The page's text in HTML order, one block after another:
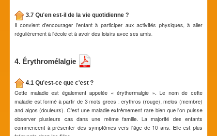
3.7 Qu'en est-il de la vie quotidienne ?
Il convient d'encourager l'enfant à participer aux activités physiques, à aller
régulièrement à l'école et à avoir des loisirs avec ses amis.
4. Érythromélalgie
4.1 Qu'est-ce que c'est ?
Cette maladie est également appelée « érythermalgie ». Le nom de cette
maladie est formé à partir de 3 mots grecs : erythros (rouge), melos (membre)
and algos (douleurs). C'est une maladie extrêmement rare bien que l'on puisse
observer plusieurs cas dans une même famille. La majorité des enfants
commencent à présenter des symptômes vers l'âge de 10 ans. Elle est plus